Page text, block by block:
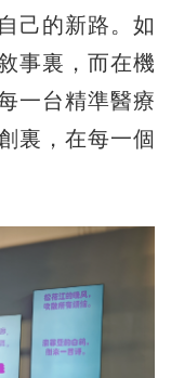
己的新路。如
事裏，而在機
一台精準醫療
裏，在每一個